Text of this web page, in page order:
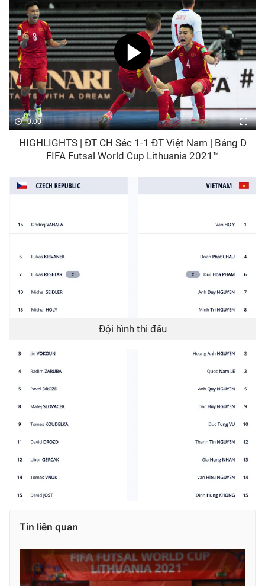
Thể thao Điện tử
Các môn khác
VIDEO
Bên lề
0:00
HIGHLIGHTS | ĐT CH Séc 1-1 ĐT Việt Nam | Bảng D
FIFA Futsal World Cup Lithuania 2021™
Đội hình thi đấu
Tin liên quan